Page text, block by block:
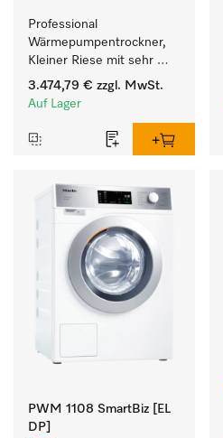
Professional
Wärmepumpentrockner,
Kleiner Riese mit sehr
geringem
Energieverbrauch und
Füllgewicht 8 kg.
3.474,79 € zzgl. MwSt.
Auf Lager
PWM 1108 SmartBiz [EL
DP]